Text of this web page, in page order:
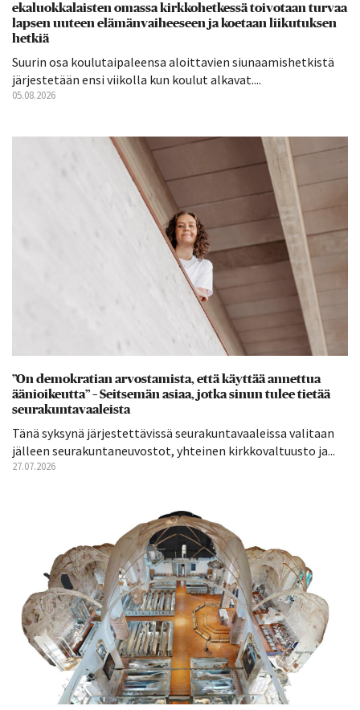
ekaluokkalaisten omassa kirkkohetkessä toivotaan turvaa
lapsen uuteen elämänvaiheeseen ja koetaan liikutuksen
hetkiä
Suurin osa koulutaipaleensa aloittavien siunaamishetkistä
järjestetään ensi viikolla kun koulut alkavat....
05.08.2026
”On demokratian arvostamista, että käyttää annettua
äänioikeutta” – Seitsemän asiaa, jotka sinun tulee tietää
seurakuntavaaleista
Tänä syksynä järjestettävissä seurakuntavaaleissa valitaan
jälleen seurakuntaneuvostot, yhteinen kirkkovaltuusto ja...
27.07.2026